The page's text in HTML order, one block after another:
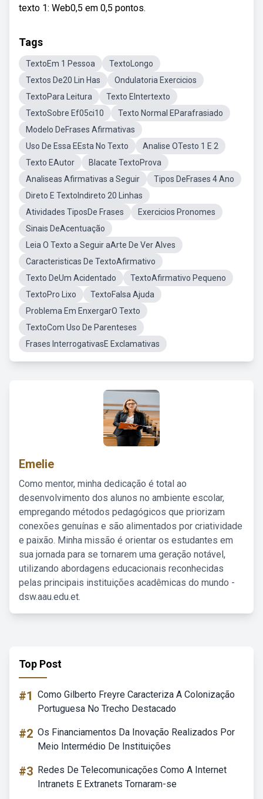
texto 1: Web0,5 em 0,5 pontos.
Tags
TextoEm 1 Pessoa
TextoLongo
Textos De20 Lin Has
Ondulatoria Exercicios
TextoPara Leitura
Texto EIntertexto
TextoSobre Ef05ci10
Texto Normal EParafrasiado
Modelo DeFrases Afirmativas
Uso De Essa EEsta No Texto
Analise OTesto 1 E 2
Texto EAutor
Blacate TextoProva
Analiseas Afirmativas a Seguir
Tipos DeFrases 4 Ano
Direto E TextoIndireto 20 Linhas
Atividades TiposDe Frases
Exercicios Pronomes
Sinais DeAcentuação
Leia O Texto a Seguir aArte De Ver Alves
Caracteristicas De TextoAfirmativo
Texto DeUm Acidentado
TextoAfirmativo Pequeno
TextoPro Lixo
TextoFalsa Ajuda
Problema Em EnxergarO Texto
TextoCom Uso De Parenteses
Frases InterrogativasE Exclamativas
Emelie
Como mentor, minha dedicação é total ao
desenvolvimento dos alunos no ambiente escolar,
empregando métodos pedagógicos que priorizam
conexões genuínas e são alimentados por criatividade
e paixão. Minha missão é orientar os estudantes em
sua jornada para se tornarem uma geração notável,
utilizando abordagens educacionais reconhecidas
pelas principais instituições acadêmicas do mundo -
dsw.aau.edu.et.
Top Post
#1 Como Gilberto Freyre Caracteriza A Colonização
Portuguesa No Trecho Destacado
#2 Os Financiamentos Da Inovação Realizados Por
Meio Intermédio De Instituições
#3 Redes De Telecomunicações Como A Internet
Intranets E Extranets Tornaram-se